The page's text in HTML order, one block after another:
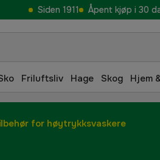
Siden 1911 Åpent kjøp i 30
Friluftsliv Hage Skog Hjem
for høytrykksvaskere